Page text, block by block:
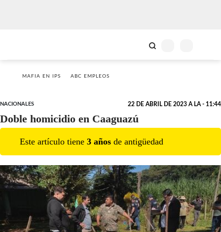
MAFIA EN IPS ABC EMPLEOS
NACIONALES 22 DE ABRIL DE 2023 A LA - 11:44
Doble homicidio en Caaguazú
Este artículo tiene 3 años de antigüedad